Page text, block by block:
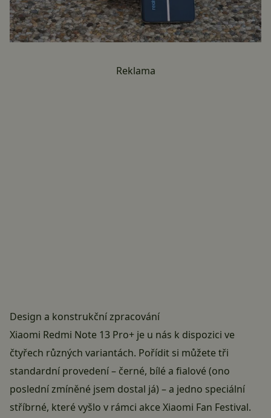
Reklama
Design a konstrukční zpracování
Xiaomi Redmi Note 13 Pro+ je u nás k dispozici ve
čtyřech různých variantách. Pořídit si můžete tři
standardní provedení – černé, bílé a fialové (ono
poslední zmíněné jsem dostal já) – a jedno speciální
stříbrné, které vyšlo v rámci akce Xiaomi Fan Festival.